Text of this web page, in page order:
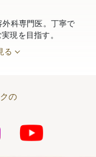
科専門医。丁寧で
現を目指す。
る
の